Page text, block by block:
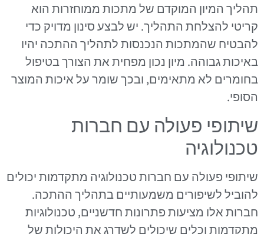
תהליך המיון המוקדם של מתכות ממוחזרות הוא
קריטי להצלחת התהליך. יש לבצע סינון מדויק כדי
להבטיח שהמתכות הנכנסות לתהליך ההתכה יהיו
באיכות גבוהה. מיון נכון מפחית את הצורך בטיפול
בחומרים לא מתאימים, ובכך שומר על איכות המוצר
הסופי.
שיתופי פעולה עם חברות
טכנולוגיה
שיתופי פעולה עם חברות טכנולוגיה מתקדמות יכולים
להוביל לשיפורים משמעותיים בתהליך ההתכה.
חברות אלו מציעות פתרונות חדשניים, טכנולוגיות
מתקדמות וכלים שיכולים לשדרג את היכולות של